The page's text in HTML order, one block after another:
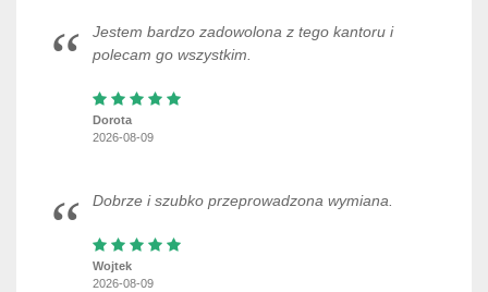
Jestem bardzo zadowolona z tego kantoru i
polecam go wszystkim.
Dorota
2026-08-09
Dobrze i szubko przeprowadzona wymiana.
Wojtek
2026-08-09